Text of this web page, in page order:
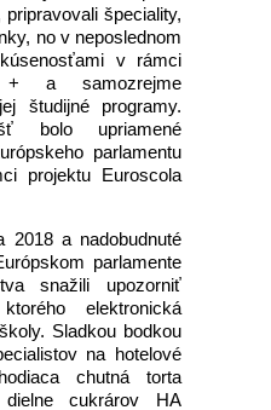
špeciality,
no v neposlednom
v rámci
+ a samozrejme
študijné programy.
bolo upriamené
parlamentu
projektu Euroscola
2018 a nadobudnuté
parlamente
snažili upozorniť
elektronická
Sladkou bodkou
na hotelové
chutná torta
cukrárov HA